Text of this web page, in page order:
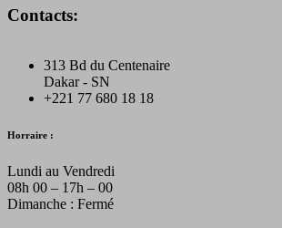
Contacts:
313 Bd du Centenaire
Dakar - SN
+221 77 680 18 18
Horraire :
Lundi au Vendredi
08h 00 – 17h – 00
Dimanche : Fermé